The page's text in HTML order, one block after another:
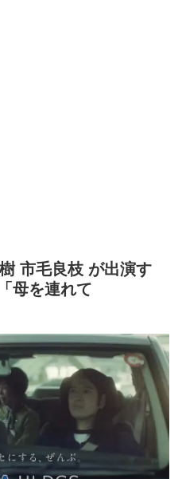
市毛良枝 が出演す
母を連れて